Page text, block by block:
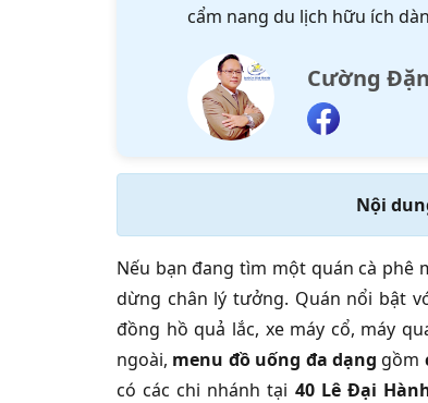
cẩm nang du lịch hữu ích
Cường
Nội
Nếu bạn đang tìm một quán cà
dừng chân lý tưởng. Quán nổi bật
đồng hồ quả lắc, xe máy cổ, máy
ngoài, menu đồ uống đa dạng gồm
có các chi nhánh tại 40 Lê Đại